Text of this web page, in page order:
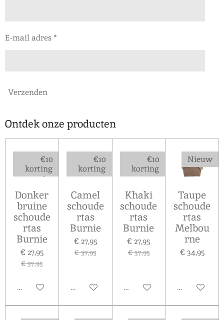
E-mail adres *
Verzenden
Ontdek onze producten
€10
korting
Donker
bruine
schoude
rtas
Burnie
€ 27,95
€ 37,95
In winkelwagen
€10
korting
Camel
schoude
rtas
Burnie
€ 27,95
€ 37,95
In winkelwagen
€10
korting
Khaki
schoude
rtas
Burnie
€ 27,95
€ 37,95
In winkelwagen
Nieuw
Taupe
schoude
rtas
Melbou
rne
€ 34,95
In